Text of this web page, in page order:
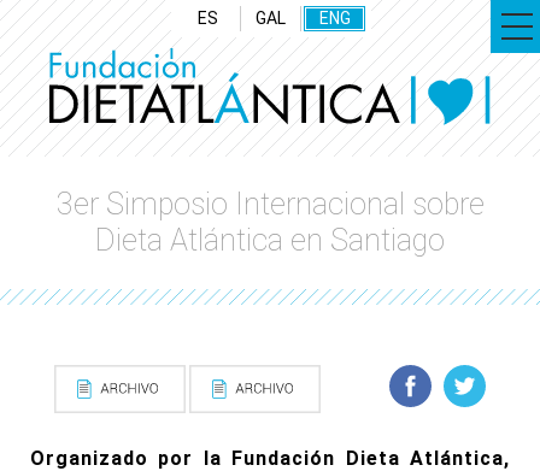
ES GAL ENG
3er Simposio Internacional sobre
Dieta Atlántica en Santiago
Organizado por la Fundación Dieta Atlántica,